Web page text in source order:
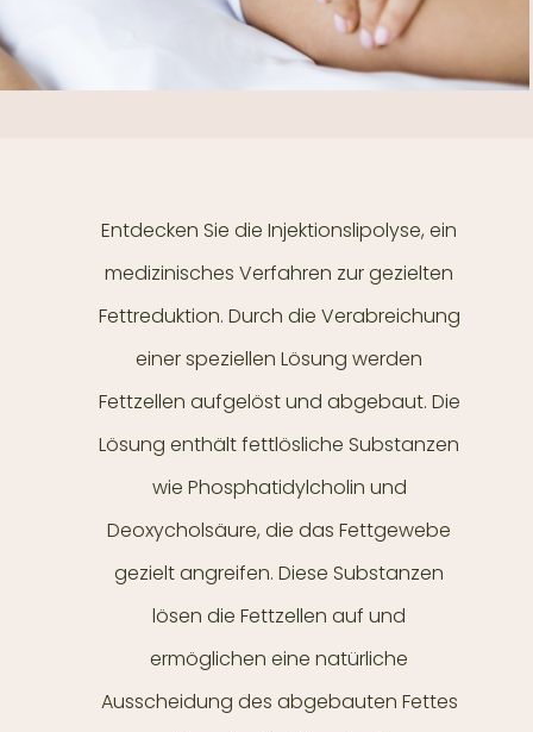
Entdecken Sie die Injektionslipolyse, ein
medizinisches Verfahren zur gezielten
Fettreduktion. Durch die Verabreichung
einer speziellen Lösung werden
Fettzellen aufgelöst und abgebaut. Die
Lösung enthält fettlösliche Substanzen
wie Phosphatidylcholin und
Deoxycholsäure, die das Fettgewebe
gezielt angreifen. Diese Substanzen
lösen die Fettzellen auf und
ermöglichen eine natürliche
Ausscheidung des abgebauten Fettes